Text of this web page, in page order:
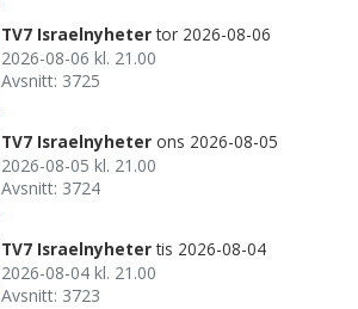
TV7 Israelnyheter tor 2026-08-06
2026-08-06 kl. 21.00
Avsnitt: 3725
TV7 Israelnyheter ons 2026-08-05
2026-08-05 kl. 21.00
Avsnitt: 3724
TV7 Israelnyheter tis 2026-08-04
2026-08-04 kl. 21.00
Avsnitt: 3723